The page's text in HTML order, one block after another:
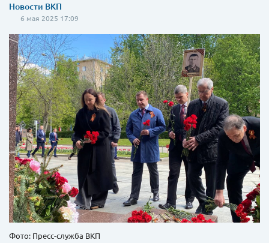
Новости ВКП
6 мая 2025 17:09
Фото: Пресс-служба ВКП